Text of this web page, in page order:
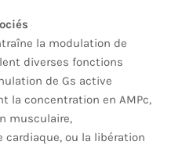
la modulation de
diverses fonctions
de Gs active
la concentration en AMPc,
musculaire,
cardiaque, ou la libération